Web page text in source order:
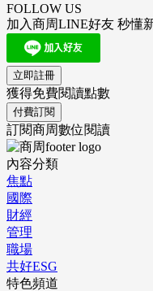
FOLLOW US
加入商周LINE好友 秒懂
立即註冊
獲得免費閱讀點數
付費訂閱
訂閱商周數位閱讀
內容分類
焦點
國際
財經
管理
職場
共好ESG
特色頻道